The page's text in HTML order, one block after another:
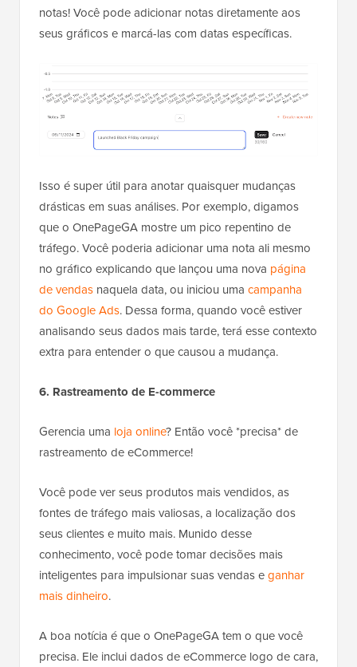
notas! Você pode adicionar notas diretamente aos
seus gráficos e marcá-las com datas específicas.
Isso é super útil para anotar quaisquer mudanças
drásticas em suas análises. Por exemplo, digamos
que o OnePageGA mostre um pico repentino de
tráfego. Você poderia adicionar uma nota ali mesmo
no gráfico explicando que lançou uma nova página
de vendas naquela data, ou iniciou uma campanha
do Google Ads. Dessa forma, quando você estiver
analisando seus dados mais tarde, terá esse contexto
extra para entender o que causou a mudança.
6. Rastreamento de E-commerce
Gerencia uma loja online? Então você *precisa* de
rastreamento de eCommerce!
Você pode ver seus produtos mais vendidos, as
fontes de tráfego mais valiosas, a localização dos
seus clientes e muito mais. Munido desse
conhecimento, você pode tomar decisões mais
inteligentes para impulsionar suas vendas eganhar
mais dinheiro.
A boa notícia é que o OnePageGA tem o que você
precisa. Ele inclui dados de eCommerce logo de cara,